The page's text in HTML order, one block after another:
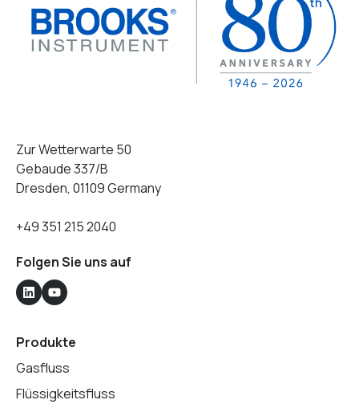
Zur Wetterwarte 50
Gebaude 337/B
Dresden, 01109 Germany
+49 351 215 2040
Folgen Sie uns auf
Produkte
Gasfluss
Flüssigkeitsfluss